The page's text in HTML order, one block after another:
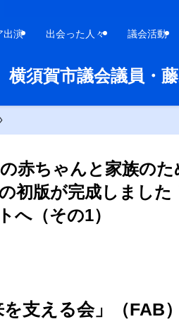
横須賀市議会議員・
出演 出会った人々 議会活動
赤ちゃんと家族の
初版が完成しました
へ（その1）
を支える会」（